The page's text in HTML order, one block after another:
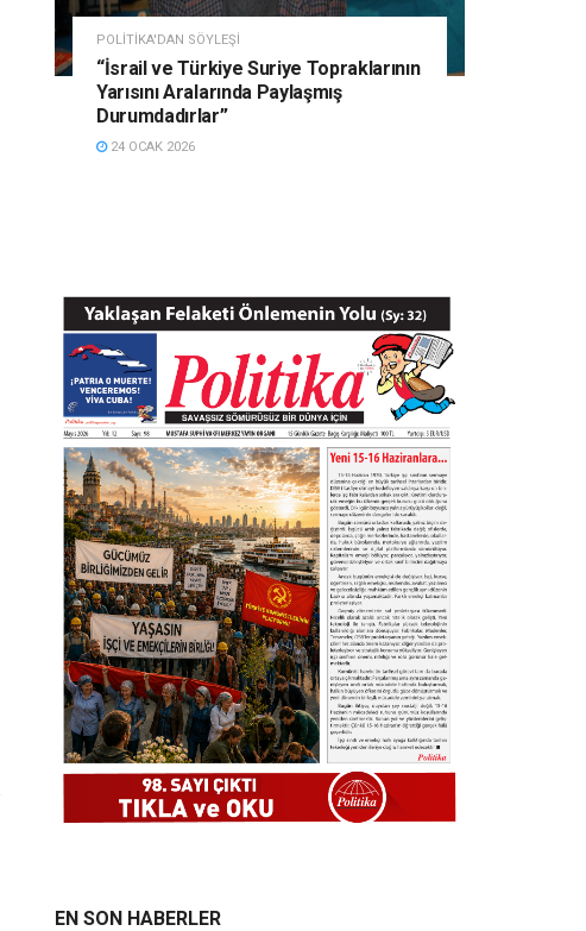
POLITIKA'DAN SÖYLEŞI
“İsrail ve Türkiye Suriye Topraklarının
Yarısını Aralarında Paylaşmış
Durumdadırlar”
24 OCAK 2026
EN SON HABERLER